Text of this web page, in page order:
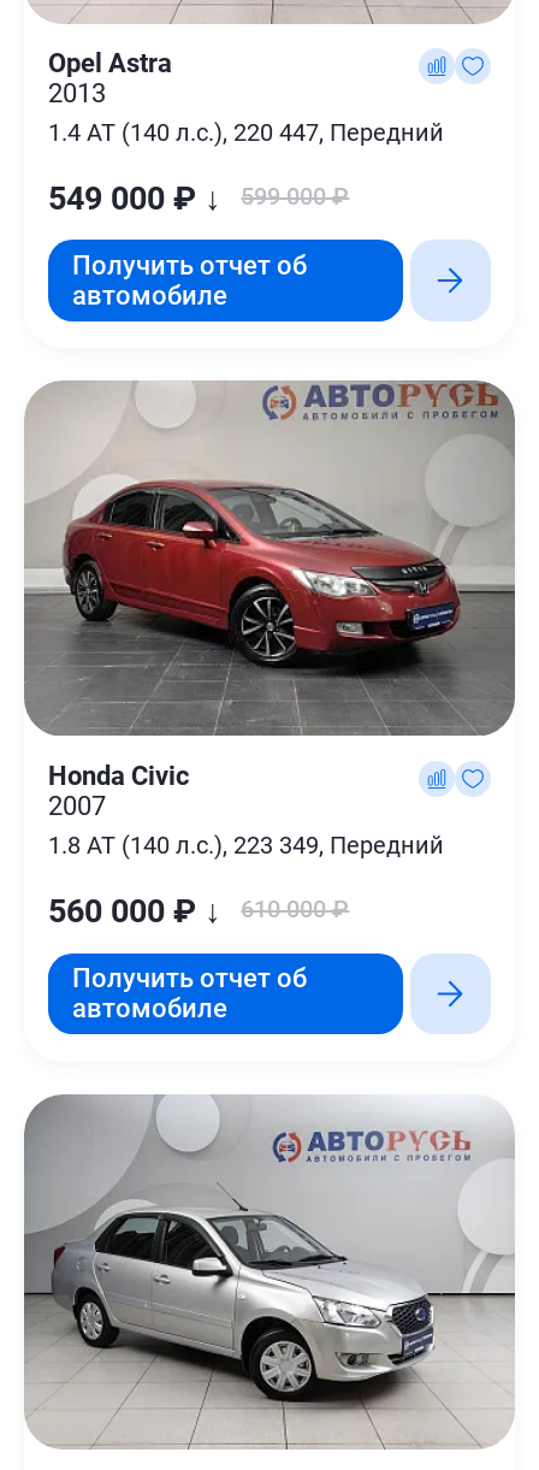
Opel Astra
2013
1.4 AT (140 л.с.), 220 447, Передний
549 000 ₽ ↓ 599 000 ₽
Получить отчет об
автомобиле
Honda Civic
2007
1.8 AT (140 л.с.), 223 349, Передний
560 000 ₽ ↓ 610 000 ₽
Получить отчет об
автомобиле